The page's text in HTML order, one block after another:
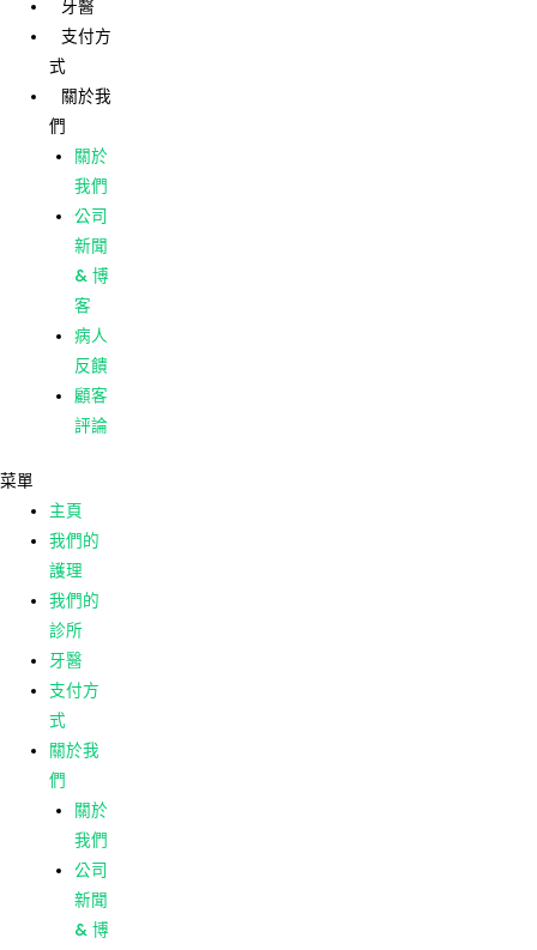
主頁
我們的
護理
我們的
診所
牙醫
支付方
關於我
關於
我們
& 博
客
病人
反饋
顧客
評論
主頁
我們的
護理
我們的
診所
牙醫
支付方
牙醫
支付方
式
關於我
們
關於
我們
公司
新聞
& 博
客
病人
反饋
顧客
評論
菜單
主頁
我們的
護理
我們的
診所
牙醫
支付方
式
關於我
們
關於
我們
公司
新聞
& 博